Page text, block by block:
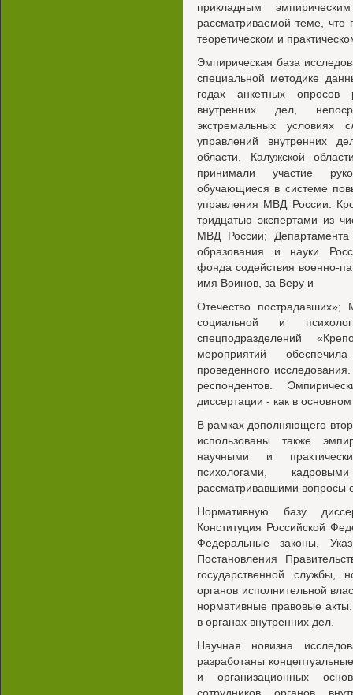
прикладным
рассматриваемой теме, что
теоретическом и
Эмпирическая база
специальной методике
годах анкетных опросов
внутренних дел,
экстремальных
управлений внутренних
области, Калужской
принимали участие
обучающиеся в системе
управления МВД России.
тридцатью экспертами из
МВД России;
образования и науки
фонда содействия военно-
имя Воинов, за Веру и
Отечество пострадавших»;
социальной и
спецподразделений
мероприятий
проведенного
респондентов.
диссертации - как в
В рамках дополняющего
использованы также
научными и
психологами,
рассматривавшими вопросы
Нормативную базу
Конституция Российской
Федеральные законы,
Постановления
государственной службы,
органов исполнительной
нормативные правовые
в органах внутренних дел.
Научная новизна
разработаны
и организационных